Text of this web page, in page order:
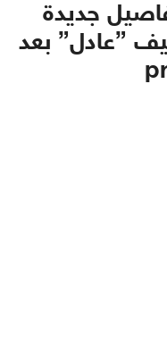
جديدة
”عادل” بعد